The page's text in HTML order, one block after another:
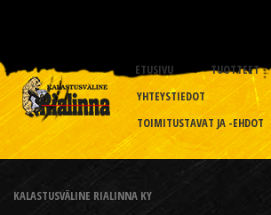
ETUSIVU TUOTTEET
YHTEYSTIEDOT
TOIMITUSTAVAT JA -EHDOT
KALASTUSVÄLINE RIALINNA KY